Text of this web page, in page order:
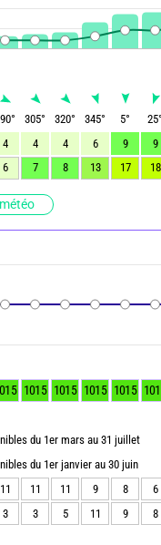
° 305° 320° 345° 5° 25
4 4 4 6 9
9
6 7 8 13 17 18
1015 1015 1015 1015
du 1er mars au 31 juillet
du 1er janvier au 30 juin
11 11 11 9 8
6
3 3 5 11 9 8